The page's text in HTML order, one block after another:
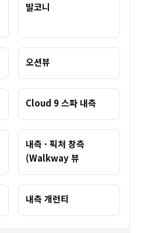
발코니
오션뷰
Cloud 9 스파 내측
내측 · 픽처 창측
(Walkway 뷰
내측 개런티